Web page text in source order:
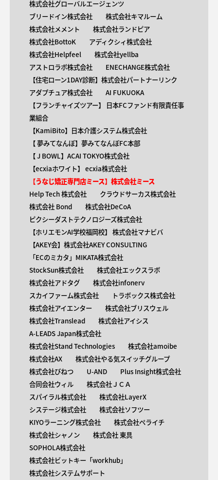
株式会社グローバルエージェンツ
ブリードイン株式会社
株式会社キマルーム
株式会社メメント
株式会社ランドピア
株式会社BottoK
アディクシィ株式会社
株式会社Helpfeel
株式会社yellba
アストロラボ株式会社
ENECHANGE株式会社
【住宅ローン1DAY診断】株式会社パートナーリンク
アダプチュア株式会社
AI FUKUOKA
【​フランチャイズツアー】 日本FCファンド有限責任事
業組合
【KamiBito​】日本介護システム株式会社
【 ​夢みてなんぼ】夢みてなんぼFC本部
【 ​J BOWL】ACAI TOKYO株式会社
【​ecxiaホワイト】 ecxia株式会社
【​うなじ矯正専門店ミース】株式会社ミース
Help Tech 株式会社
クラウドサーカス株式会社
株式会社 Bond
株式会社DeCoA
ピクシーダストテクノロジーズ株式会社
【ホリエモンAI学校福岡校】 株式会社マナビバ
【AKEY会】株式会社AKEY CONSULTING
「ECのミカタ」MIKATA株式会社
StockSun株式会社
株式会社エックスラボ
株式会社アドタグ
株式会社infonerv
スカイファーム株式会社
トラボックス株式会社
株式会社アイエンター
株式会社ブリスウェル
株式会社Translead
株式会社アイシス
A-LEADS Japan株式会社
株式会社Stand Technologies
株式会社amoibe
株式会社AX
株式会社やる気スイッチグループ
株式会社びねつ
U-AND
Plus Insight株式会社
合同会社ウィル
株式会社ＪＣＡ
スパイラル株式会社
株式会社LayerX
システージ株式会社
株式会社ソフツー
KIYOラーニング株式会社
株式会社ペライチ
株式会社シャノン
株式会社 東具
SOPHOLA株式会社
株式会社ビットキー「workhub」
株式会社システムサポート